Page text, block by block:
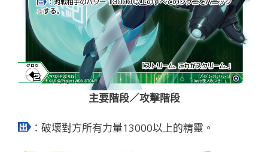
主要階段／攻擊階段
：破壞對方所有力量13000以上的精靈。